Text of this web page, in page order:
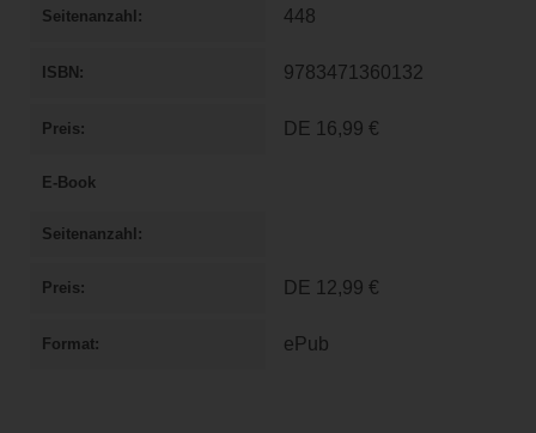
Seitenanzahl 448
ISBN 9783471360132
Preis DE 16,99 €
E-Book
Seitenanzahl
Preis DE 12,99 €
Format ePub